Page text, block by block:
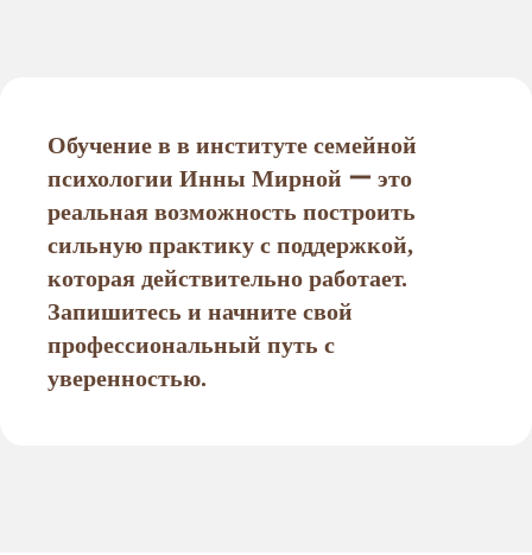
Обучение в в институте семейной
психологии Инны Мирной ー это
реальная возможность построить
сильную практику с поддержкой,
которая действительно работает.
Запишитесь и начните свой
профессиональный путь с
уверенностью.